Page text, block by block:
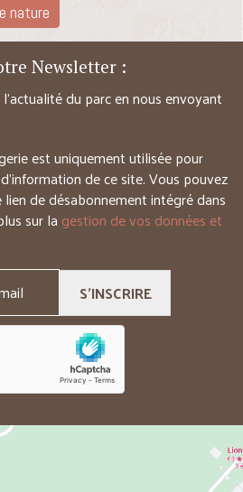
nature
Newsletter :
du parc en nous envoyant
est uniquement utilisée pour
de ce site. Vous pouvez
de désabonnement intégré dans
sur la gestion de vos données et
S'INSCRIRE